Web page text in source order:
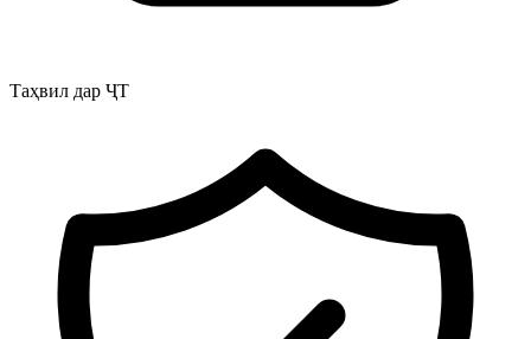
Таҳвил дар ҶТ